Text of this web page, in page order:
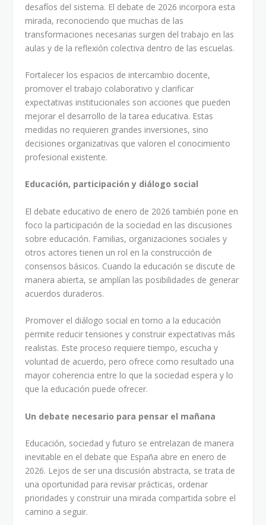
desafíos del sistema. El debate de 2026 incorpora esta
mirada, reconociendo que muchas de las
transformaciones necesarias surgen del trabajo en las
aulas y de la reflexión colectiva dentro de las escuelas.
Fortalecer los espacios de intercambio docente,
promover el trabajo colaborativo y clarificar
expectativas institucionales son acciones que pueden
mejorar el desarrollo de la tarea educativa. Estas
medidas no requieren grandes inversiones, sino
decisiones organizativas que valoren el conocimiento
profesional existente.
Educación, participación y diálogo social
El debate educativo de enero de 2026 también pone en
foco la participación de la sociedad en las discusiones
sobre educación. Familias, organizaciones sociales y
otros actores tienen un rol en la construcción de
consensos básicos. Cuando la educación se discute de
manera abierta, se amplían las posibilidades de generar
acuerdos duraderos.
Promover el diálogo social en torno a la educación
permite reducir tensiones y construir expectativas más
realistas. Este proceso requiere tiempo, escucha y
voluntad de acuerdo, pero ofrece como resultado una
mayor coherencia entre lo que la sociedad espera y lo
que la educación puede ofrecer.
Un debate necesario para pensar el mañana
Educación, sociedad y futuro se entrelazan de manera
inevitable en el debate que España abre en enero de
2026. Lejos de ser una discusión abstracta, se trata de
una oportunidad para revisar prácticas, ordenar
prioridades y construir una mirada compartida sobre el
camino a seguir.